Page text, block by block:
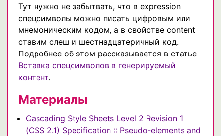
Тут нужно не забытвать, что в expression
спецсимволы можно писать цифровым или
мнемоническим кодом, а в свойстве content
ставим слеш и шестнадцатеричный код.
Подробнее об этом рассказывается в статье
Вставка спецсимволов в генерируемый
контент.
Материалы
Cascading Style Sheets Level 2 Revision 1
(CSS 2.1) Specification :: Pseudo-elements and